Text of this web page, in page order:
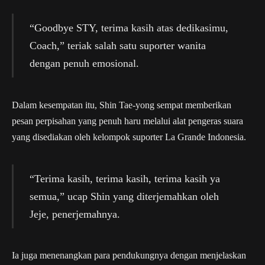
“Goodbye STY, terima kasih atas dedikasimu,
Coach,” teriak salah satu suporter wanita
dengan penuh emosional.
Dalam kesempatan itu, Shin Tae-yong sempat memberikan
pesan perpisahan yang penuh haru melalui alat pengeras suara
yang disediakan oleh kelompok suporter La Grande Indonesia.
“Terima kasih, terima kasih, terima kasih ya
semua,” ucap Shin yang diterjemahkan oleh
Jeje, penerjemahnya.
Ia juga menenangkan para pendukungnya dengan menjelaskan